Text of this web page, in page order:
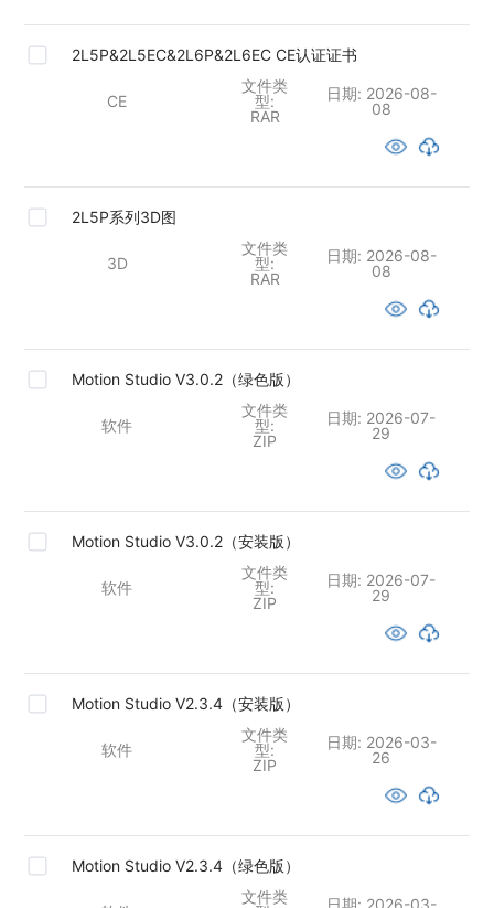
2L5P&2L5EC&2L6P&2L6EC CE认证证书
CE
文件类
型:
RAR
日期: 2026-08-
08
2L5P系列3D图
3D
文件类
型:
RAR
日期: 2026-08-
08
Motion Studio V3.0.2（绿色版）
软件
文件类
型:
ZIP
日期: 2026-07-
29
Motion Studio V3.0.2（安装版）
软件
文件类
型:
ZIP
日期: 2026-07-
29
Motion Studio V2.3.4（安装版）
软件
文件类
型:
ZIP
日期: 2026-03-
26
Motion Studio V2.3.4（绿色版）
文件类